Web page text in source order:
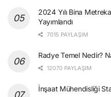
2024 Yılı Bina
Yayımlandı
7015 PAYLAŞIM
Radye Temel Nedir?
12070 PAYLAŞIM
İnşaat Mühendisliği